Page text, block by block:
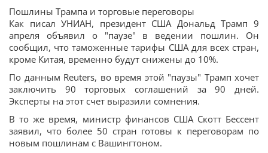
Пошлины Трампа и торговые переговоры
Как писал УНИАН, президент США Дональд Трамп 9
апреля объявил о "паузе" в ведении пошлин. Он
сообщил, что таможенные тарифы США для всех стран,
кроме Китая, временно будут снижены до 10%.
По данным Reuters, во время этой "паузы" Трамп хочет
заключить 90 торговых соглашений за 90 дней.
Эксперты на этот счет выразили сомнения.
В то же время, министр финансов США Скотт Бессент
заявил, что более 50 стран готовы к переговорам по
новым пошлинам с Вашингтоном.